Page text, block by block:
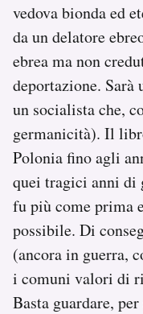
vedova bionda ed
da un delatore
ebrea ma non
deportazione. Sarà
un socialista che,
germanicità). Il
Polonia fino agli
quei tragici anni
fu più come prima
possibile. Di
(ancora in guerra,
i comuni valori di
Basta guardare,